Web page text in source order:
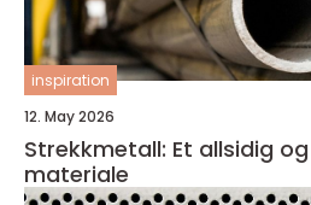
inspiration
12. May 2026
Strekkmetall: Et allsidig
materiale